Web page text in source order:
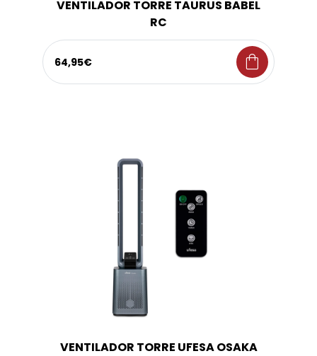
VENTILADOR TORRE TAURUS BABEL
RC
64,95€ shopping_bag
VENTILADOR TORRE UFESA OSAKA